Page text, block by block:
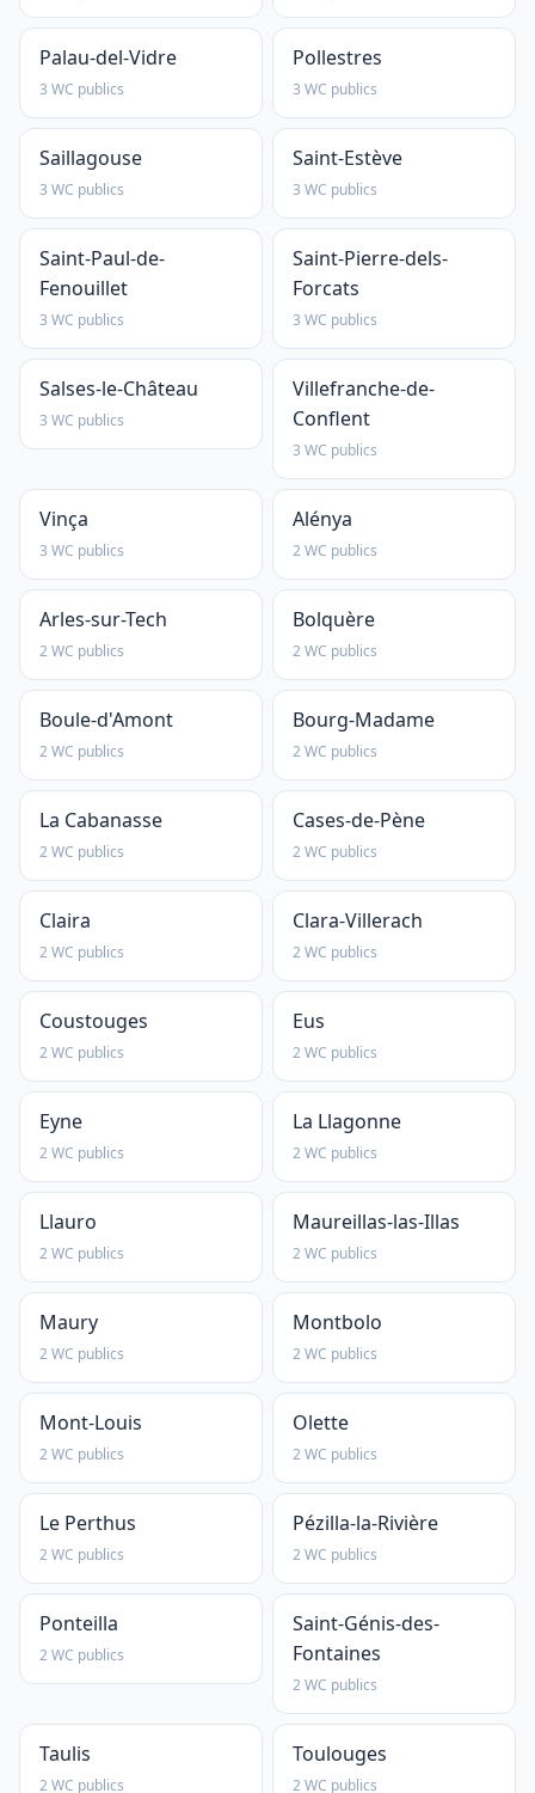
Palau-del-Vidre
3 WC publics
Pollestres
3 WC publics
Saillagouse
3 WC publics
Saint-Estève
3 WC publics
Saint-Paul-de-
Fenouillet
3 WC publics
Saint-Pierre-dels-
Forcats
3 WC publics
Salses-le-Château
3 WC publics
Villefranche-de-
Conflent
3 WC publics
Vinça
3 WC publics
Alénya
2 WC publics
Arles-sur-Tech
2 WC publics
Bolquère
2 WC publics
Boule-d'Amont
2 WC publics
Bourg-Madame
2 WC publics
La Cabanasse
2 WC publics
Cases-de-Pène
2 WC publics
Claira
2 WC publics
Clara-Villerach
2 WC publics
Coustouges
2 WC publics
Eus
2 WC publics
Eyne
2 WC publics
La Llagonne
2 WC publics
Llauro
2 WC publics
Maureillas-las-Illas
2 WC publics
Maury
2 WC publics
Montbolo
2 WC publics
Mont-Louis
2 WC publics
Olette
2 WC publics
Le Perthus
2 WC publics
Pézilla-la-Rivière
2 WC publics
Ponteilla
2 WC publics
Saint-Génis-des-
Fontaines
2 WC publics
Taulis
2 WC publics
Toulouges
2 WC publics